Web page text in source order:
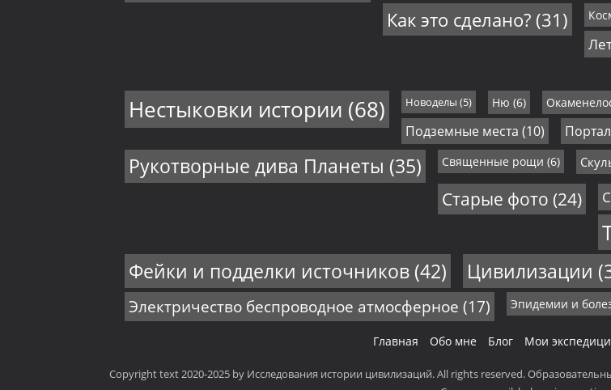
Как это сделано?(31)
Нестыковки истории (68) Новоделы (5) Ню (6)
Подземные места (10)
Рукотворные дива Планеты (35) Священные рощи (6)
Старые фото (24)
Фейки и подделки источников(42) Цивилизации
Электричество беспроводное атмосферное (17) Эпидемии и
Главная Обо мне Блог Мои
Copyright text 2020-2025 by Исследования истории цивилизаций. All rights reserved.